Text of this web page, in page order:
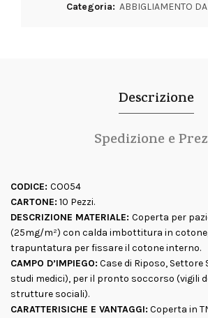
Categoria: ABBIGLIAMENTO
Descrizione
Spedizione e
CODICE: CO054
CARTONE: 10 Pezzi.
DESCRIZIONE MATERIALE: Coperta per
(25mg/m²) con calda imbottitura in cotone,
trapuntatura per fissare il cotone interno.
CAMPO D’IMPIEGO: Case di Riposo,
studi medici), per il pronto soccorso (vigili
strutture sociali).
CARATTERISICHE E VANTAGGI: Coperta in